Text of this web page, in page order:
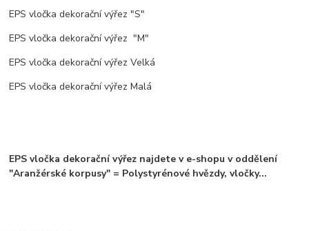
EPS vločka dekorační výřez "S"
EPS vločka dekorační výřez "M"
EPS vločka dekorační výřez Velká
EPS vločka dekorační výřez Malá
EPS vločka dekorační výřez najdete v e-shopu v oddělení
"Aranžérské korpusy" = Polystyrénové hvězdy, vločky...